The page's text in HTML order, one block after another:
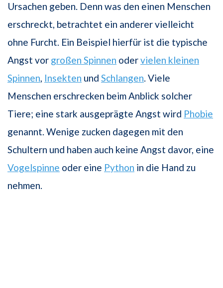
Ursachen geben. Denn was den einen Menschen
erschreckt, betrachtet ein anderer vielleicht
ohne Furcht. Ein Beispiel hierfür ist die typische
Angst vor großen Spinnen odervielen kleinen
Spinnen, Insekten und Schlangen. Viele
Menschen erschrecken beim Anblick solcher
Tiere; eine stark ausgeprägte Angst wird Phobie
genannt. Wenige zucken dagegen mit den
Schultern und haben auch keine Angst davor, eine
Vogelspinne oder eine Python in die Hand zu
nehmen.